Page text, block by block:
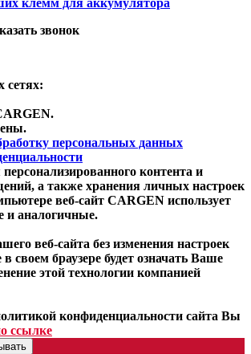
звонок
персональных данных
контента и
а также хранения личных настроек
веб-сайт CARGEN использует
и аналогичные.
веб-сайта без изменения настроек
своем браузере будет означать Ваше
этой технологии компанией
конфиденциальности сайта Вы
ссылке